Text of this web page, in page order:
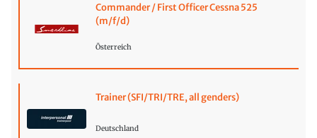
Commander / First Officer Cessna 525
(m/f/d)
Österreich
Trainer (SFI/TRI/TRE, all genders)
Deutschland